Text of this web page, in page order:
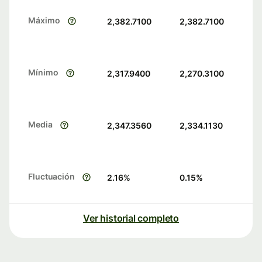
Máximo 2,382.7100 2,382.7100
Mínimo 2,317.9400 2,270.3100
Media 2,347.3560 2,334.1130
Fluctuación 2.16% 0.15%
Ver historial completo